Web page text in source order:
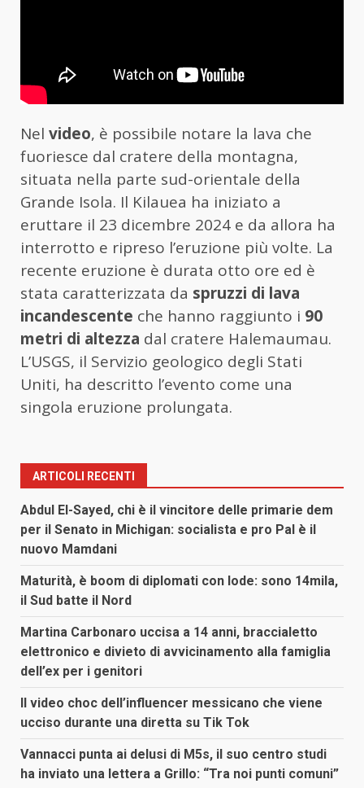
Nel video, è possibile notare la lava che
fuoriesce dal cratere della montagna,
situata nella parte sud-orientale della
Grande Isola. Il Kilauea ha iniziato a
eruttare il 23 dicembre 2024 e da allora ha
interrotto e ripreso l’eruzione più volte. La
recente eruzione è durata otto ore ed è
stata caratterizzata da spruzzi di lava
incandescente che hanno raggiunto i 90
metri di altezza dal cratere Halemaumau.
L’USGS, il Servizio geologico degli Stati
Uniti, ha descritto l’evento come una
singola eruzione prolungata.
ARTICOLI RECENTI
Abdul El-Sayed, chi è il vincitore delle primarie dem
per il Senato in Michigan: socialista e pro Pal è il
nuovo Mamdani
Maturità, è boom di diplomati con lode: sono 14mila,
il Sud batte il Nord
Martina Carbonaro uccisa a 14 anni, braccialetto
elettronico e divieto di avvicinamento alla famiglia
dell’ex per i genitori
Il video choc dell’influencer messicano che viene
ucciso durante una diretta su Tik Tok
Vannacci punta ai delusi di M5s, il suo centro studi
ha inviato una lettera a Grillo: “Tra noi punti comuni”